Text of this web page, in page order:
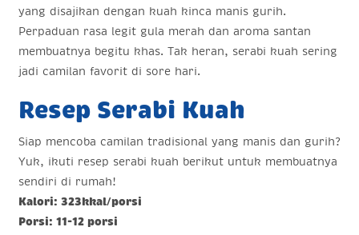
yang disajikan dengan kuah kinca manis gurih.
Perpaduan rasa legit gula merah dan aroma santan
membuatnya begitu khas. Tak heran, serabi kuah sering
jadi camilan favorit di sore hari.
Resep Serabi Kuah
Siap mencoba camilan tradisional yang manis dan gurih?
Yuk, ikuti resep serabi kuah berikut untuk membuatnya
sendiri di rumah!
Kalori: 323kkal/porsi
Porsi: 11-12 porsi